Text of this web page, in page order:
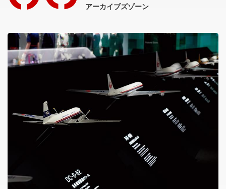
アーカイブズゾーン